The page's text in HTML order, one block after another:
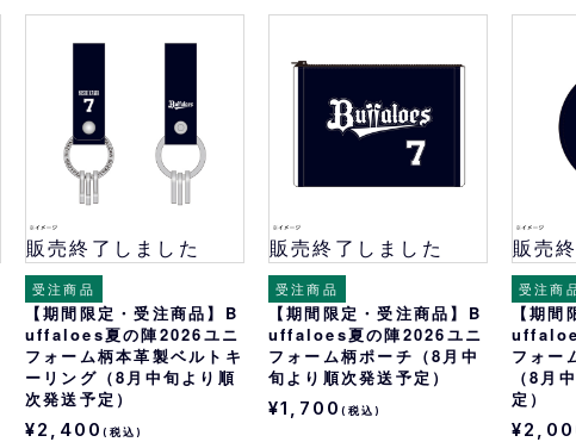
販売終了しました
受注商品
【期間限定・受注商品】B
uffaloes夏の陣2026ユニ
フォーム柄本革製ベルトキ
ーリング（8月中旬より順
次発送予定）
¥2,400(税込)
販売終了しました
受注商品
【期間限定・受注商品】B
uffaloes夏の陣2026ユニ
フォーム柄ポーチ（8月中
旬より順次発送予定）
¥1,700(税込)
販売
受注商
【期
フォー
（8月
定）